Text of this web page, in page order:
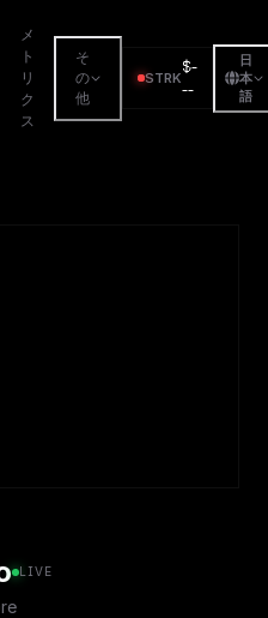
メ
ト
リ
ク
ス
そ
の
他
STRK
$-
--
日
本
語
LIVE